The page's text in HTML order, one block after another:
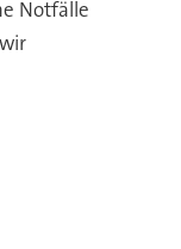
Notfälle